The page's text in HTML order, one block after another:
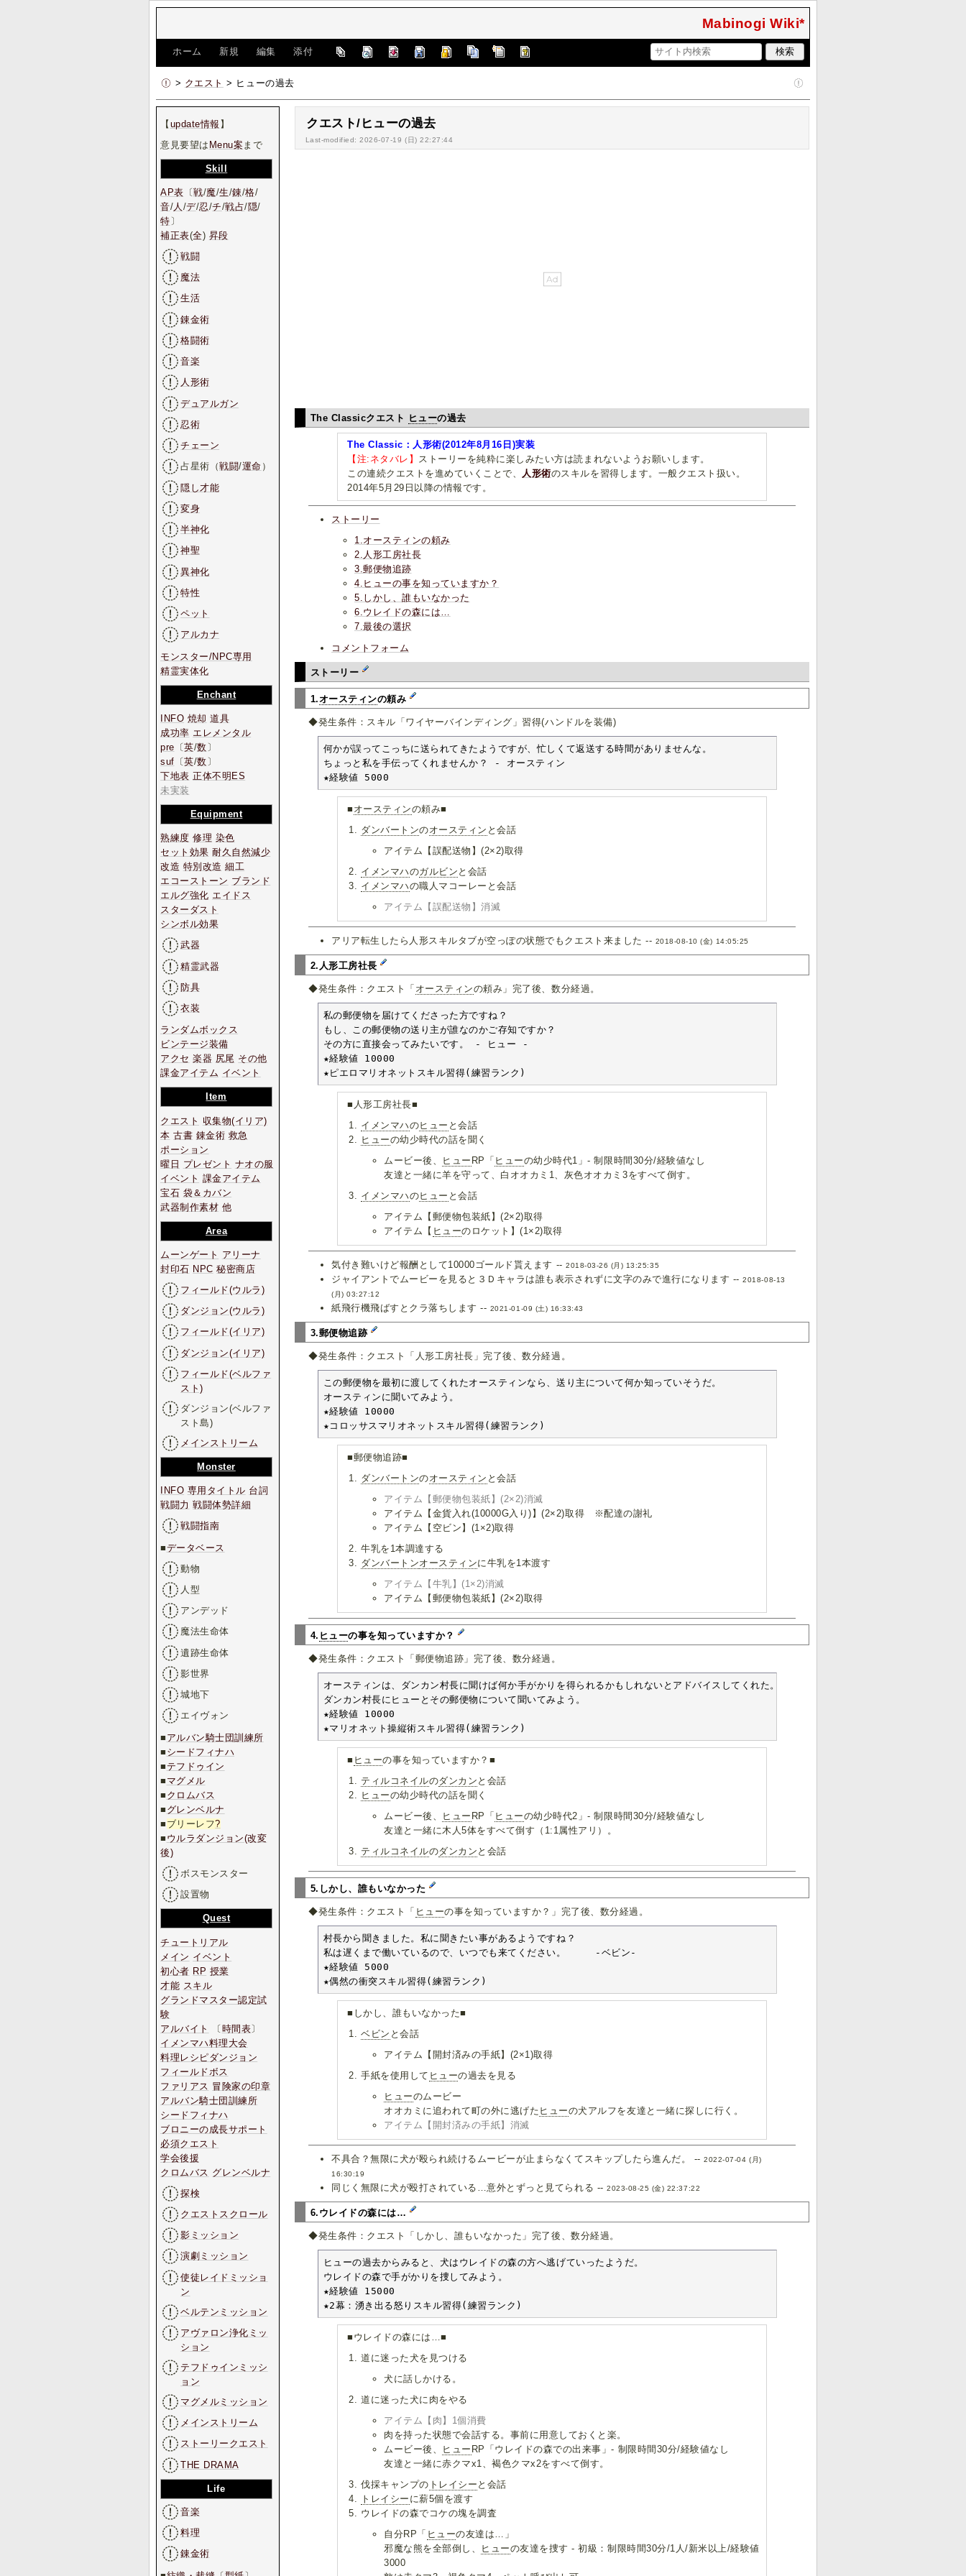
Mabinogi Wiki*
ホーム 新規 編集 添付
> クエスト > ヒューの過去
クエスト/ヒューの過去
Last-modified: 2026-07-19 (日) 22:27:44
The Classicクエスト ヒューの過去
The Classic：人形術(2012年8月16日)実装
【注:ネタバレ】 ストーリーを純粋に楽しみたい方は読まれないようお願いします。
この連続クエストを進めていくことで、 人形術のスキルを習得します。一般クエスト扱い。
2014年5月29日以降の情報です。
ストーリー
1.オースティンの頼み
2.人形工房社長
3.郵便物追跡
4.ヒューの事を知っていますか？
5.しかし、誰もいなかった
6.ウレイドの森には…
7.最後の選択
コメントフォーム
ストーリー
1.オースティンの頼み
◆発生条件：スキル「ワイヤーバインディング」習得(ハンドルを装備)
何かが誤ってこっちに送られてきたようですが、忙しくて返送する時間がありませんな。
ちょっと私を手伝ってくれませんか？ - オースティン
★経験値 5000
■ オースティンの頼み■
ダンバートンのオースティン と会話
アイテム【誤配送物】(2×2)取得
イメンマハのガルビン と会話
イメンマハの職人マコーレーと会話
アイテム【誤配送物】消滅
アリア転生したら人形スキルタブが空っぽの状態でもクエスト来ました -- 2018-08-10 (金) 14:05:25
2.人形工房社長
◆発生条件：クエスト「 オースティンの頼み」完了後、数分経過。
私の郵便物を届けてくださった方ですね？
もし、この郵便物の送り主が誰なのかご存知ですか？
その方に直接会ってみたいです。 - ヒュー -
★経験値 10000
★ピエロマリオネットスキル習得(練習ランク)
■人形工房社長■
イメンマハのヒュー と会話
ヒューの幼少時代の話を聞く
ムービー後、
ヒュー RP「 ヒューの幼少時代1」- 制限時間30分/経験値なし
友達と一緒に羊を守って、白オオカミ1、灰色オオカミ3をすべて倒す。
イメンマハのヒュー と会話
アイテム【郵便物包装紙】(2×2)取得
アイテム【 ヒューのロケット】(1×2)取得
気付き難いけど報酬として10000ゴールド貰えます --2018-03-26 (月) 13:25:35
ジャイアントでムービーを見ると３Ｄキャラは誰も表示されずに文字のみで進行になります --2018-08-13
(月) 03:27:12
紙飛行機飛ばすとクラ落ちします -- 2021-01-09 (土) 16:33:43
3.郵便物追跡
◆発生条件：クエスト「人形工房社長」完了後、数分経過。
この郵便物を最初に渡してくれたオースティンなら、送り主について何か知っていそうだ。
オースティンに聞いてみよう。
★経験値 10000
★コロッサスマリオネットスキル習得(練習ランク)
■郵便物追跡■
ダンバートンのオースティン と会話
アイテム【郵便物包装紙】(2×2)消滅
アイテム【金貨入れ(10000G入り)】(2×2)取得 ※配達の謝礼
アイテム【空ビン】(1×2)取得
牛乳を1本調達する
ダンバートンオースティンに牛乳を1本渡す
アイテム【牛乳】(1×2)消滅
アイテム【郵便物包装紙】(2×2)取得
4. ヒューの事を知っていますか？
◆発生条件：クエスト「郵便物追跡」完了後、数分経過。
オースティンは、ダンカン村長に聞けば何か手がかりを得られるかもしれないとアドバイスしてくれた。
ダンカン村長にヒューとその郵便物について聞いてみよう。
★経験値 10000
★マリオネット操縦術スキル習得(練習ランク)
■ ヒューの事を知っていますか？■
ティルコネイルのダンカン と会話
ヒューの幼少時代の話を聞く
ムービー後、
ヒュー RP「 ヒューの幼少時代2」- 制限時間30分/経験値なし
友達と一緒に木人5体をすべて倒す（1:1属性アリ）。
ティルコネイルのダンカン と会話
5.しかし、誰もいなかった
◆発生条件：クエスト「 ヒューの事を知っていますか？」完了後、数分経過。
村長から聞きました。私に聞きたい事があるようですね？
私は遅くまで働いているので、いつでも来てください。　　　-ベビン-
★経験値 5000
★偶然の衝突スキル習得(練習ランク)
■しかし、誰もいなかった■
ベビン と会話
アイテム【開封済みの手紙】(2×1)取得
手紙を使用して ヒューの過去を見る
ヒューのムービー
オオカミに追われて町の外に逃げた ヒューの犬アルフを友達と一緒に探しに行く。
アイテム【開封済みの手紙】消滅
不具合？無限に犬が殴られ続けるムービーが止まらなくてスキップしたら進んだ。 --2022-07-04 (月)
16:30:19
同じく無限に犬が殴打されている…意外とずっと見てられる --2023-08-25 (金) 22:37:22
6.ウレイドの森には…
◆発生条件：クエスト「しかし、誰もいなかった」完了後、数分経過。
ヒューの過去からみると、犬はウレイドの森の方へ逃げていったようだ。
ウレイドの森で手がかりを捜してみよう。
★経験値 15000
★2幕：湧き出る怒りスキル習得(練習ランク)
■ウレイドの森には…■
道に迷った犬を見つける
犬に話しかける。
道に迷った犬に肉をやる
アイテム【肉】1個消費
肉を持った状態で会話する。事前に用意しておくと楽。
ムービー後、
ヒュー RP「ウレイドの森での出来事」- 制限時間30分/経験値なし
友達と一緒に赤クマx1、褐色クマx2をすべて倒す。
伐採キャンプの トレイシー と会話
トレイシー に薪5個を渡す
ウレイドの森でコケの塊を調査
自分RP「 ヒューの友達は…」
邪魔な熊を全部倒し、
ヒューの友達を捜す - 初級：制限時間30分/1人/新米以上/経験値
3000
【update情報 】
意見要望は Menu案 まで
Skill
AP表 〔戦/魔/生/錬/格/
音/ 人 /デ/忍/チ/戦占/隠/
特 〕
補正表(全) 昇段
戦闘
魔法
生活
錬金術
格闘術
音楽
人形術
デュアルガン
忍術
チェーン
占星術（戦闘/運命 ）
隠し才能
変身
半神化
神聖
異神化
特性
ペット
アルカナ
モンスター/NPC専用
精霊実体化
Enchant
INFO 焼却 道具
成功率 エレメンタル
pre 〔英/数 〕
suf 〔英/数 〕
下地表 正体不明ES
未実装
Equipment
熟練度 修理 染色
セット効果 耐久自然減少
改造 特別改造 細工
エコーストーン ブランド
エルグ強化 エイドス
スターダスト
シンボル効果
武器
精霊武器
防具
衣装
ランダムボックス
ビンテージ装備
アクセ 楽器 尻尾 その他
課金アイテム イベント
Item
クエスト 収集物(イリア)
本 古書 錬金術 救急
ポーション
曜日 プレゼント ナオの服
イベント 課金アイテム
宝石 袋＆カバン
武器制作素材 他
Area
ムーンゲート アリーナ
封印石 NPC 秘密商店
フィールド(ウルラ)
ダンジョン(ウルラ)
フィールド(イリア)
ダンジョン(イリア)
フィールド(ベルファ
スト)
ダンジョン(ベルファ
スト島)
メインストリーム
Monster
INFO 専用タイトル 台詞
戦闘力 戦闘体勢詳細
戦闘指南
■データベース
動物
人型
アンデッド
魔法生命体
遺跡生命体
影世界
城地下
エイヴォン
■ アルバン騎士団訓練所
■ シードフィナハ
■ テフドゥイン
■ マグメル
■ クロムバス
■ グレンベルナ
■ ブリーレフ?
■ ウルラダンジョン(改変
後)
ボスモンスター
設置物
Quest
チュートリアル
メイン イベント
初心者 RP 授業
才能 スキル
グランドマスター認定試
験
アルバイト
〔時間表〕
イメンマハ料理大会
料理レシピダンジョン
フィールドボス
ファリアス 冒険家の印章
アルバン騎士団訓練所
シードフィナハ
ブロニーの成長サポート
必須クエスト
学会後援
クロムバス グレンベルナ
探検
クエストスクロール
影ミッション
演劇ミッション
使徒レイドミッショ
ン
ベルテンミッション
アヴァロン浄化ミッ
ション
テフドゥインミッシ
ョン
マグメルミッション
メインストリーム
ストーリークエスト
THE DRAMA
Life
音楽
料理
錬金術